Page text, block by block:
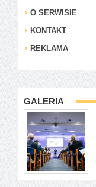
O SERWISIE
KONTAKT
REKLAMA
GALERIA